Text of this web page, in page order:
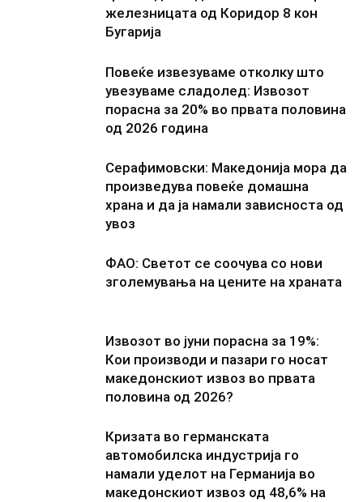
железницата од Коридор 8 кон
Бугарија
Повеќе извезуваме отколку што
увезуваме сладолед: Извозот
порасна за 20% во првата половина
од 2026 година
Серафимовски: Македонија мора да
произведува повеќе домашна
храна и да ја намали зависноста од
увоз
ФАО: Светот се соочува со нови
зголемувања на цените на храната
Извозот во јуни порасна за 19%:
Кои производи и пазари го носат
македонскиот извоз во првата
половина од 2026?
Кризата во германската
автомобилска индустрија го
намали уделот на Германија во
македонскиот извоз од 48,6% на